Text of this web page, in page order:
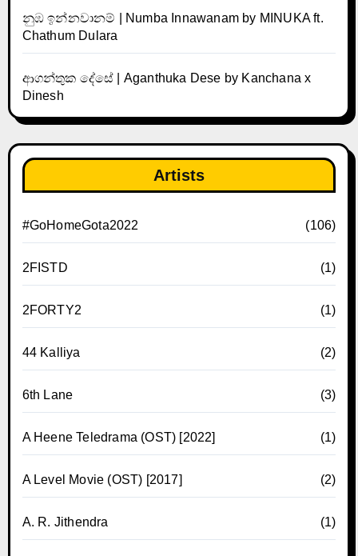
නුඹ ඉන්නවානම් | Numba Innawanam by MINUKA ft.
Chathum Dulara
ආගන්තුක දේසේ | Aganthuka Dese by Kanchana x
Dinesh
Artists
#GoHomeGota2022 (106)
2FISTD (1)
2FORTY2 (1)
44 Kalliya (2)
6th Lane (3)
A Heene Teledrama (OST) [2022] (1)
A Level Movie (OST) [2017] (2)
A. R. Jithendra (1)